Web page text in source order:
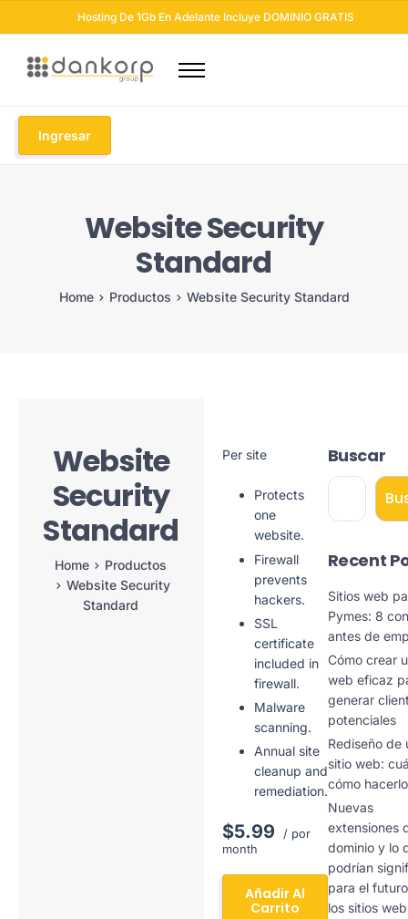
Hosting De 1Gb En Adelante Incluye DOMINIO GRATIS
Diseño Web
Seguridad Web
Soluciones Email
Blog
Ingresar
Website Security
Standard
Home Productos Website Security Standard
Website
Security
Standard
Home
Productos
Website Security
Standard
Per site
Protects
one
website.
Firewall
prevents
hackers.
SSL
certificate
included in
firewall.
Malware
scanning.
Annual site
cleanup and
remediation.
$5.99
/ por
month
Añadir Al
Carrito
Buscar
Recent
Sitios web
Pymes: 8
antes de
Cómo crear
web eficaz
generar
potenciales
Rediseño de
sitio web:
cómo hacerlo
Nuevas
extensiones
dominio y lo
podrían
para el
los sitios web